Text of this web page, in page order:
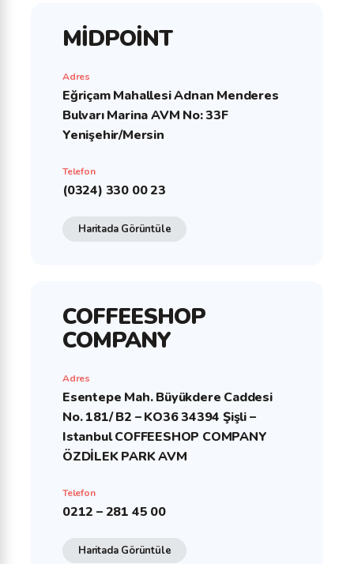
MİDPOİNT
Adres
Eğriçam Mahallesi Adnan Menderes
Bulvarı Marina AVM No: 33F
Yenişehir/Mersin
Telefon
(0324) 330 00 23
Haritada Görüntüle
COFFEESHOP
COMPANY
Adres
Esentepe Mah. Büyükdere Caddesi
No. 181/ B2 – KO36 34394 Şişli –
Istanbul COFFEESHOP COMPANY
ÖZDİLEK PARK AVM
Telefon
0212 – 281 45 00
Haritada Görüntüle